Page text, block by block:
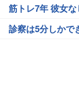
筋トレ7年 彼女
診察は5分しかで